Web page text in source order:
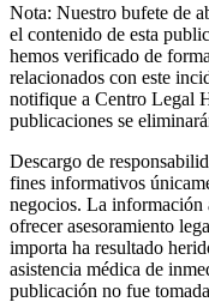
Nota: Nuestro bufete de
el contenido de esta
hemos verificado de
relacionados con este
notifique a Centro Legal
publicaciones se
Descargo de
fines informativos
negocios. La
ofrecer asesoramiento
importa ha resultado
asistencia médica de
publicación no fue